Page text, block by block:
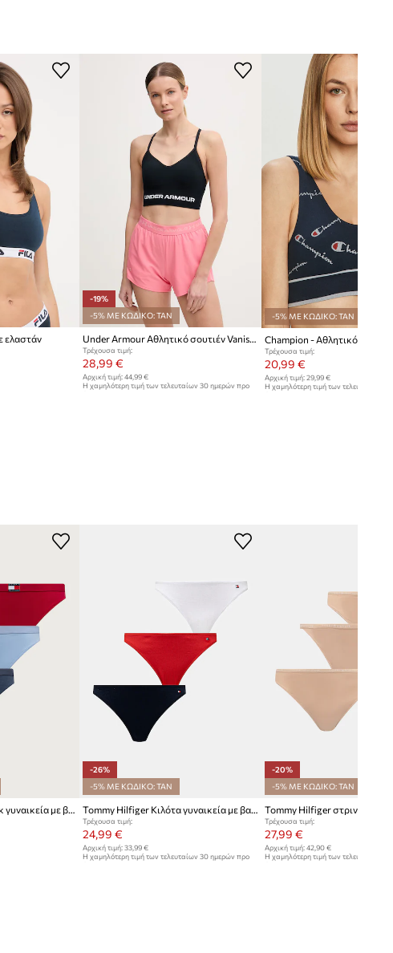
ελαστάν
-19%
-5% ΜΕ ΚΩΔΙΚΟ: TAN
Under Armour Αθλητικό σουτιέν Vanish Seamless
Τρέχουσα τιμή:
28,99 €
Αρχική τιμή:44,99 €
Η χαμηλότερη τιμή των τελευταίων 30 ημερών προ
-5% ΜΕ ΚΩΔΙΚΟ: TAN
Champion - Αθλητικό
Τρέχουσα τιμή:
20,99 €
Αρχική τιμή: 29,99 €
Η χαμηλότερη τιμή των τελευταίων
Tommy Hilfiger στρινγκ γυναικεία με βαμβάκι 3-pack
-26%
-5% ΜΕ ΚΩΔΙΚΟ: TAN
Tommy Hilfiger Κιλότα γυναικεία με βαμβάκι 3-pack
Τρέχουσα τιμή:
24,99 €
Αρχική τιμή:33,99 €
Η χαμηλότερη τιμή των τελευταίων 30 ημερών προ
-20%
-5% ΜΕ ΚΩΔΙΚΟ: TAN
Τρέχουσα τιμή:
27,99 €
Αρχική τιμή: 42,90 €
Η χαμηλότερη τιμή των τελευταίων